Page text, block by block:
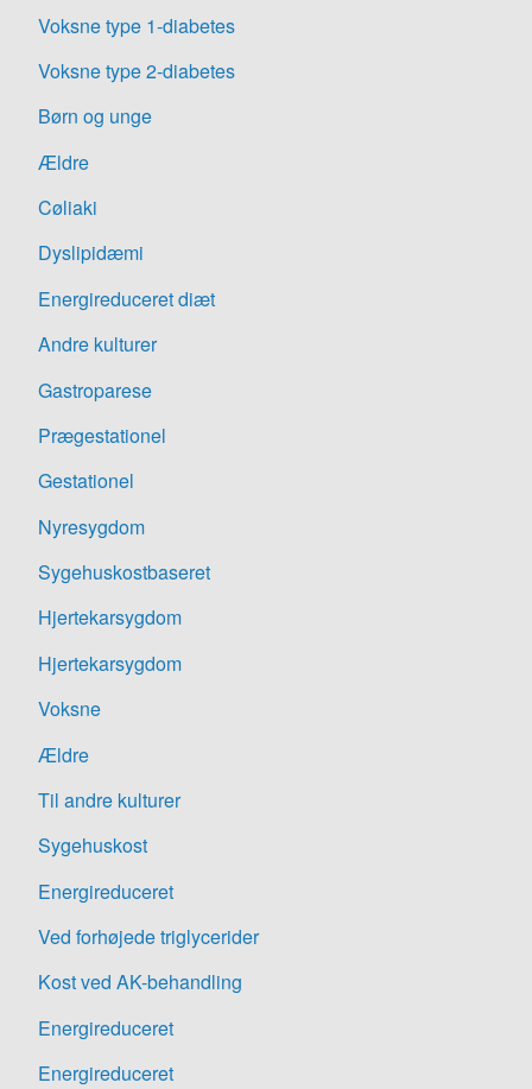
Voksne type 1-diabetes
Voksne type 2-diabetes
Børn og unge
Ældre
Cøliaki
Dyslipidæmi
Energireduceret diæt
Andre kulturer
Gastroparese
Prægestationel
Gestationel
Nyresygdom
Sygehuskostbaseret
Hjertekarsygdom
Hjertekarsygdom
Voksne
Ældre
Til andre kulturer
Sygehuskost
Energireduceret
Ved forhøjede triglycerider
Kost ved AK-behandling
Energireduceret
Energireduceret